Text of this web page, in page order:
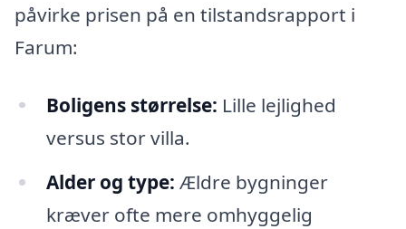
påvirke prisen på en tilstandsrapport i
Farum:
Boligens størrelse: Lille lejlighed
versus stor villa.
Alder og type: Ældre bygninger
kræver ofte mere omhyggelig